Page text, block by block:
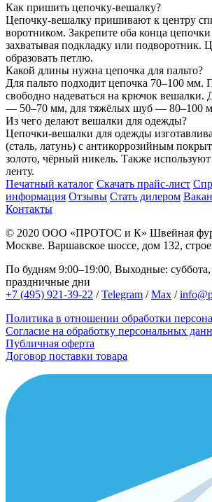
Как пришить цепочку-вешалку?
Цепочку-вешалку пришивают к центру
воротником. Закрепите оба конца
захватывая подкладку или подворотник.
образовать петлю.
Какой длины нужна цепочка для пальто?
Для пальто подходит цепочка 70–100 мм.
свободно надеваться на крючок вешалки.
— 50–70 мм, для тяжёлых шуб — 80–100
Из чего делают вешалки для одежды?
Цепочки-вешалки для одежды
(сталь, латунь) с антикоррозийным
золото, чёрный никель. Также
ленту.
Печатный каталог Скачать прайс-лист
информация Отзывы Стать дилером
Контакты
© 2020 ООО «ПРОТОС и К» Швейная
Москве. Варшавское шоссе, дом 132,
По будням 9:00–19:00, Выходные: суббота,
праздничные дни
+7 (495) 921-39-22 /Telegram /Max /
Политика в отношении обработки
Согласие на обработку персональных
Публичная оферта
Договор поставки товара